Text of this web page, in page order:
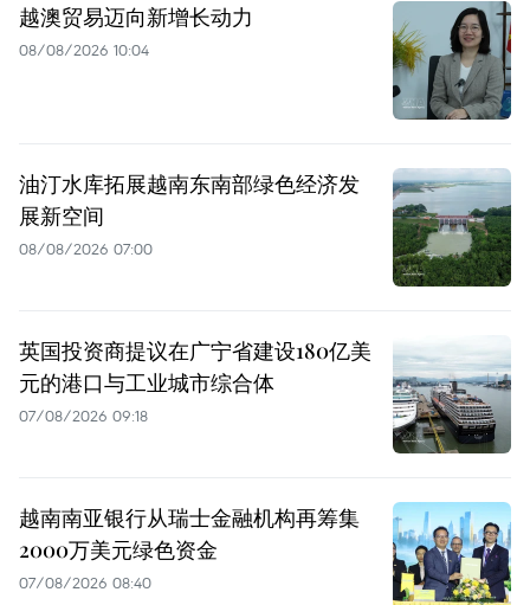
越澳贸易迈向新增长动力
08/08/2026 10:04
油汀水库拓展越南东南部绿色经济发
展新空间
08/08/2026 07:00
英国投资商提议在广宁省建设180亿美
元的港口与工业城市综合体
07/08/2026 09:18
越南南亚银行从瑞士金融机构再筹集
2000万美元绿色资金
07/08/2026 08:40